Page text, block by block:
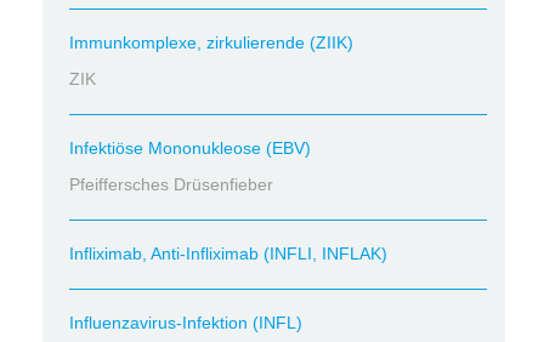
Immunkomplexe, zirkulierende (ZIIK)
ZIK
Infektiöse Mononukleose (EBV)
Pfeiffersches Drüsenfieber
Infliximab, Anti-Infliximab (INFLI, INFLAK)
Influenzavirus-Infektion (INFL)